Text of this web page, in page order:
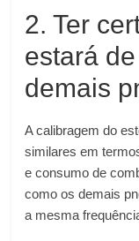
2. Ter
estará
demais
A calibragem do
similares em
e consumo de
como os demais
a mesma